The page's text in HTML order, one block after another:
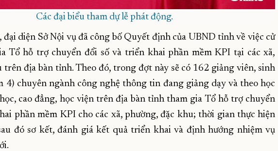
Các đại biểu tham dự lễ phát động.
đại diện Sở Nội vụ đã công bố Quyết định của UBND tỉnh về việc cử
Tổ hỗ trợ chuyển đổi số và triển khai phần mềm KPI tại các xã,
trên địa bàn tỉnh. Theo đó, trong đợt này sẽ có 162 giảng viên, sinh
4) chuyên ngành công nghệ thông tin đang giảng dạy và theo học
cao đẳng, học viện trên địa bàn tỉnh tham gia Tổ hỗ trợ chuyển
phần mềm KPI cho các xã, phường, đặc khu; thời gian thực hiện
đó sơ kết, đánh giá kết quả triển khai và định hướng nhiệm vụ